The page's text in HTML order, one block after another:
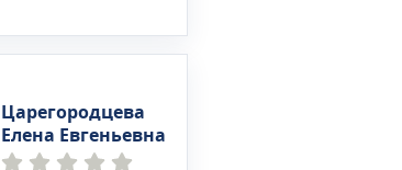
Царегородцева
Елена Евгеньевна